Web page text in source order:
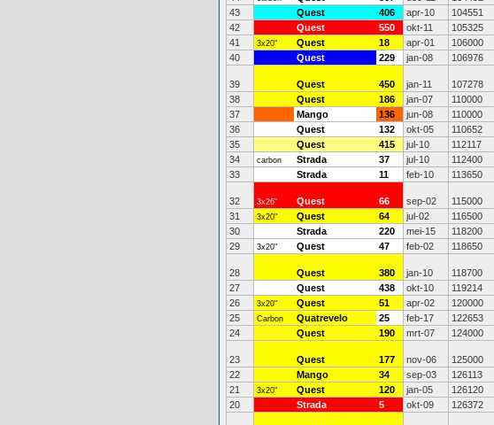
43
Quest 406 apr-10 104551
42
Quest 550 okt-11 105325
41
3x20" Quest 18 apr-01 106000
40
Quest 229 jan-08 106976
39 Quest 450 jan-11 107278
38
Quest 186 jan-07 110000
37
Mango 136 jun-08 110000
36
Quest 132 okt-05 110652
35
Quest 415 jul-10 112117
34
carbon Strada 37 jul-10 112400
33
Strada 11 feb-10 113650
32 3x26" Quest 66 sep-02 115000
31
3x20" Quest 64 jul-02 116500
30
Strada 220 mei-15 118200
29
3x20" Quest 47 feb-02 118650
28 Quest 380 jan-10 118700
27
Quest 438 okt-10 119214
26
3x20" Quest 51 apr-02 120000
25
Carbon Quatrevelo 25 feb-17 122653
24
Quest 190 mrt-07 124000
23 Quest 177 nov-06 125000
22
Mango 34 sep-03 126113
21
3x20" Quest 120 jan-05 126120
20
Strada 5 okt-09 126372